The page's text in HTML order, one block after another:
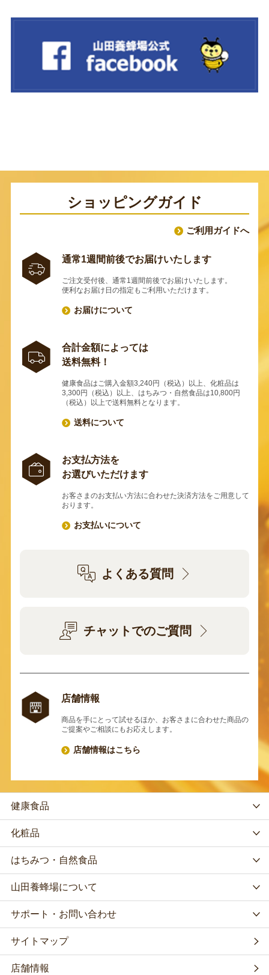
ショッピングガイド
ご利用ガイドへ
通常1週間前後でお届けいたします
ご注文受付後、通常1週間前後でお届けいたします。
便利なお届け日の指定もご利用いただけます。
お届けについて
合計金額によっては
送料無料！
健康食品はご購入金額3,240円（税込）以上、化粧品は
3,300円（税込）以上、はちみつ・自然食品は10,800円
（税込）以上で送料無料となります。
送料について
お支払方法を
お選びいただけます
お客さまのお支払い方法に合わせた決済方法をご用意して
おります。
お支払いについて
よくある質問
チャットでのご質問
店舗情報
商品を手にとって試せるほか、お客さまに合わせた商品の
ご提案やご相談にもお応えします。
店舗情報はこちら
健康食品
化粧品
はちみつ・自然食品
山田養蜂場について
サポート・お問い合わせ
サイトマップ
店舗情報